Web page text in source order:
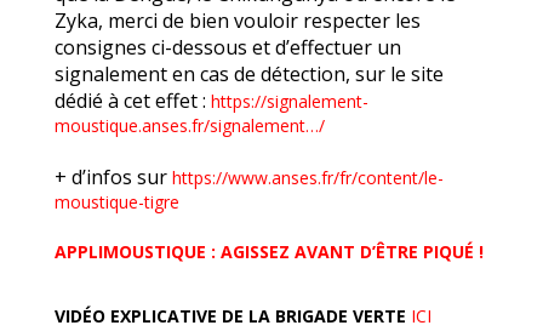
Zyka, merci de bien vouloir respecter les
consignes ci-dessous et d’effectuer un
signalement en cas de détection, sur le site
dédié à cet effet: https://signalement-
moustique.anses.fr/signalement…/
+ d’infos sur https://www.anses.fr/fr/content/le-
moustique-tigre
APPLIMOUSTIQUE : AGISSEZ AVANT D’ÊTRE PIQUÉ !
VIDÉO EXPLICATIVE DE LA BRIGADE VERTE ICI